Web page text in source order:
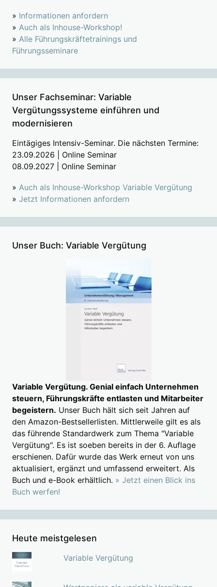
» Informationen anfordern
» Auch als Inhouse-Workshop!
» Alle Führungskräftetrainings und
Führungsseminare
Unser Fachseminar: Variable
Vergütungssysteme einführen und
modernisieren
Eintägiges Intensiv-Seminar. Die nächsten Termine:
23.09.2026 | Online Seminar
08.09.2027 | Online Seminar
» Auch als Inhouse-Workshop Variable Vergütung
» Jetzt Informationen anfordern
Unser Buch: Variable Vergütung
Variable Vergütung. Genial einfach Unternehmen
steuern, Führungskräfte entlasten und Mitarbeiter
begeistern. Unser Buch hält sich seit Jahren auf
den Amazon-Bestsellerlisten. Mittlerweile gilt es als
das führende Standardwerk zum Thema "Variable
Vergütung". Es ist soeben bereits in der 6. Auflage
erschienen. Dafür wurde das Werk erneut von uns
aktualisiert, ergänzt und umfassend erweitert. Als
Buch und e-Book erhältlich. » Jetzt einen Blick ins
Buch werfen!
Heute meistgelesen
Variable Vergütung